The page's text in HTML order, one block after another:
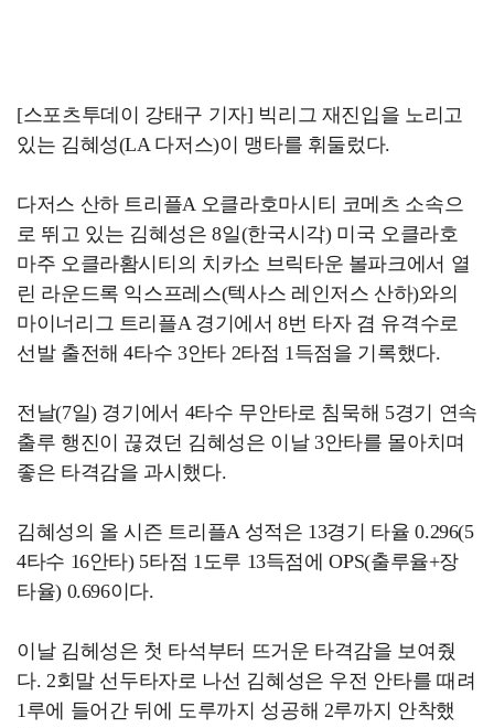
[스포츠투데이 강태구 기자] 빅리그 재진입을 노리고
있는 김혜성(LA 다저스)이 맹타를 휘둘렀다.
다저스 산하 트리플A 오클라호마시티 코메츠 소속으
로 뛰고 있는 김혜성은 8일(한국시각) 미국 오클라호
마주 오클라홤시티의 치카소 브릭타운 볼파크에서 열
린 라운드록 익스프레스(텍사스 레인저스 산하)와의
마이너리그 트리플A 경기에서 8번 타자 겸 유격수로
선발 출전해 4타수 3안타 2타점 1득점을 기록했다.
전날(7일) 경기에서 4타수 무안타로 침묵해 5경기 연속
출루 행진이 끊겼던 김혜성은 이날 3안타를 몰아치며
좋은 타격감을 과시했다.
김혜성의 올 시즌 트리플A 성적은 13경기 타율 0.296(5
4타수 16안타) 5타점 1도루 13득점에 OPS(출루율+장
타율) 0.696이다.
이날 김헤성은 첫 타석부터 뜨거운 타격감을 보여줬
다. 2회말 선두타자로 나선 김혜성은 우전 안타를 때려
1루에 들어간 뒤에 도루까지 성공해 2루까지 안착했